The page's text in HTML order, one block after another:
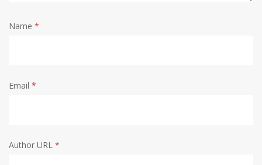
Name *
Email *
Author URL *